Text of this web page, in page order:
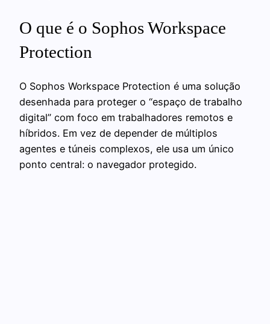
O que é o Sophos Workspace
Protection
O Sophos Workspace Protection é uma solução
desenhada para proteger o “espaço de trabalho
digital” com foco em trabalhadores remotos e
híbridos. Em vez de depender de múltiplos
agentes e túneis complexos, ele usa um único
ponto central: o navegador protegido.